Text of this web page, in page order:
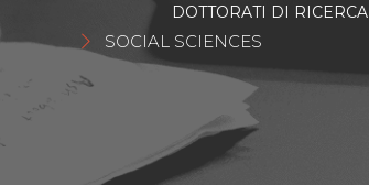
DOTTORATI DI RICERCA
SOCIAL SCIENCES